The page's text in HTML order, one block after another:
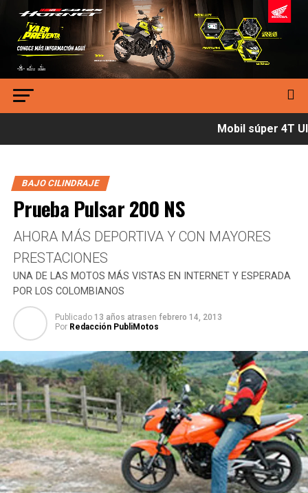
Mobil súper 4T
BAJO CILINDRAJE
Prueba Pulsar 200 NS
AHORA MÁS DEPORTIVA Y CON MAYORES
PRESTACIONES
UNA DE LAS MOTOS MÁS VISTAS EN INTERNET Y ESPERADA
POR LOS COLOMBIANOS
Publicado 13 años atrasen febrero 14, 2013
Por Redacción PubliMotos